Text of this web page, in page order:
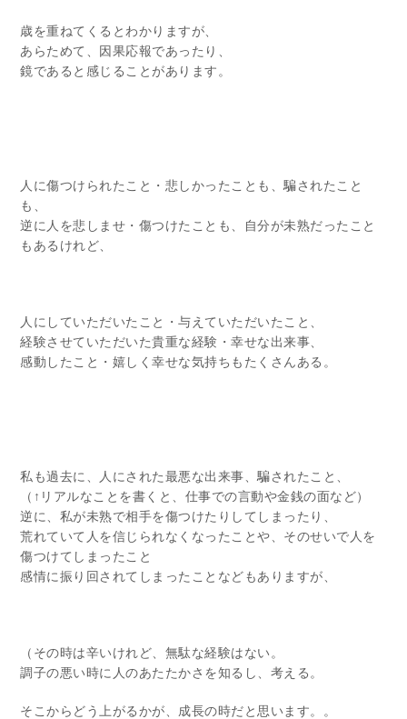
歳を重ねてくるとわかりますが、
あらためて、因果応報であったり、
鏡であると感じることがあります。
人に傷つけられたこと・悲しかったことも、騙されたこと
も、
逆に人を悲しませ・傷つけたことも、自分が未熟だったこと
もあるけれど、
人にしていただいたこと・与えていただいたこと、
経験させていただいた貴重な経験・幸せな出来事、
感動したこと・嬉しく幸せな気持ちもたくさんある。
私も過去に、人にされた最悪な出来事、騙されたこと、
（↑リアルなことを書くと、仕事での言動や金銭の面など）
逆に、私が未熟で相手を傷つけたりしてしまったり、
荒れていて人を信じられなくなったことや、そのせいで人を
傷つけてしまったこと
感情に振り回されてしまったことなどもありますが、
（その時は辛いけれど、無駄な経験はない。
調子の悪い時に人のあたたかさを知るし、考える。
そこからどう上がるかが、成長の時だと思います。。